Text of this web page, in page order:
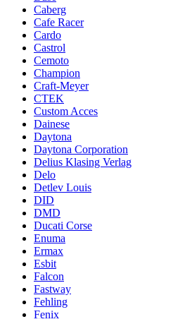
Caberg
Cafe Racer
Cardo
Castrol
Cemoto
Champion
Craft-Meyer
CTEK
Custom Acces
Dainese
Daytona
Daytona Corporation
Delius Klasing Verlag
Delo
Detlev Louis
DID
DMD
Ducati Corse
Enuma
Ermax
Esbit
Falcon
Fastway
Fehling
Fenix